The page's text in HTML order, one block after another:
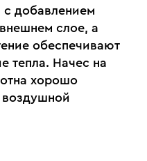
добавлением
слое, а
обеспечивают
тепла. Начес на
хорошо
воздушной